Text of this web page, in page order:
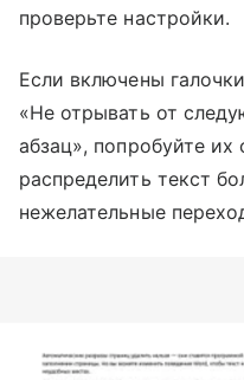
проверьте настройки.
Если включены
«Не отрывать от
абзац», попробуйте
распределить текст
нежелательные